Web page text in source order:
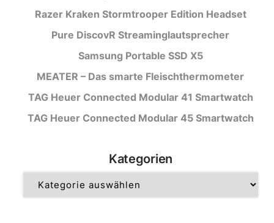
Razer Kraken Stormtrooper Edition Headset
Pure DiscovR Streaminglautsprecher
Samsung Portable SSD X5
MEATER – Das smarte Fleischthermometer
TAG Heuer Connected Modular 41 Smartwatch
TAG Heuer Connected Modular 45 Smartwatch
Kategorien